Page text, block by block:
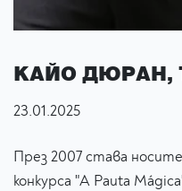
КАЙО ДЮРАН,
23.01.2025
През 2007 става
конкурса "A Pauta